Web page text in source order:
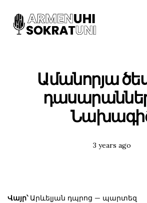
Ամանորյա
Posted
3 years ago
Վայր՝Արևելյան դպրոց — պարտեզ